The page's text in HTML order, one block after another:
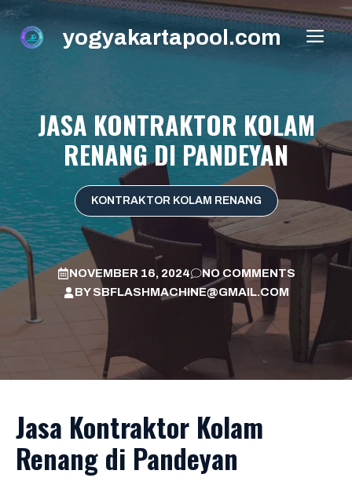
Skip
to
content
yogyakartapool.com
JASA KONTRAKTOR KOLAM
RENANG DI PANDEYAN
KONTRAKTOR KOLAM RENANG
NOVEMBER 16, 2024
NO COMMENTS
BYSBFLASHMACHINE@GMAIL.COM
Jasa Kontraktor Kolam
Renang di Pandeyan